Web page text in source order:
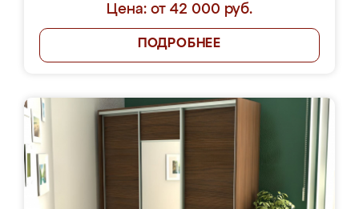
Цена: от 42 000 руб.
ПОДРОБНЕЕ